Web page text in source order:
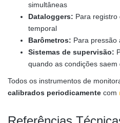
simultâneas
Dataloggers: Para
temporal
Barômetros: Para pressão
Sistemas de supervisão:
quando as condições saem
Todos os instrumentos de
calibrados periodicamente com